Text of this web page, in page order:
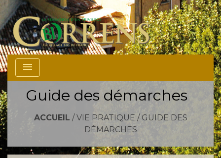
menu
Guide des démarches
ACCUEIL / VIE PRATIQUE / GUIDE DES
DÉMARCHES